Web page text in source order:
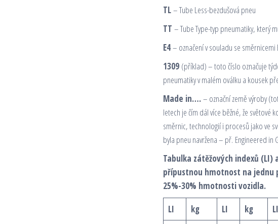
TL– Tube Less-bezdušová pneu
TT – Tube Type-typ pneumatiky, který
E4– označení v souladu se směrnicemi
1309 (příklad) – toto číslo označuje
pneumatiky v malém oválku a kousek
Made in….– označní země výroby
letech je čím dál více běžné, že světové
směrnic, technologií i procesů jako ve
byla pneu navržena – př. Engineered in
Tabulka zátěžových indexů
přípustnou hmotnost na jednu
25%-30% hmotnosti vozidla.
LI
kg LI kg LI